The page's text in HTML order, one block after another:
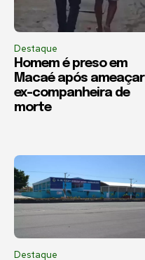
Destaque
Homem é preso em
Macaé após ameaçar
ex-companheira de
morte
Destaque